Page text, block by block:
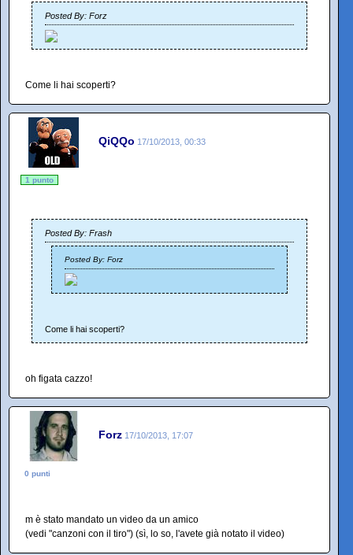
Posted By: Forz
Come li hai scoperti?
QiQQo 17/10/2013, 00:33
1 punto
Posted By: Frash
Posted By: Forz
Come li hai scoperti?
oh figata cazzo!
Forz 17/10/2013, 17:07
0 punti
m è stato mandato un video da un amico
(vedi "canzoni con il tiro") (sì, lo so, l'avete già notato il video)